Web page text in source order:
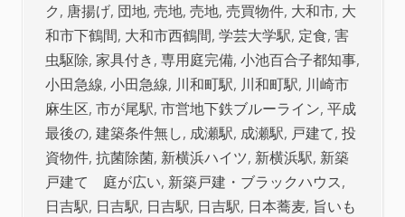
ク, 唐揚げ, 団地, 売地, 売地, 売買物件, 大和市, 大
和市下鶴間, 大和市西鶴間, 学芸大学駅, 定食, 害
虫駆除, 家具付き, 専用庭完備, 小池百合子都知事,
小田急線, 小田急線, 川和町駅, 川和町駅, 川崎市
麻生区, 市が尾駅, 市営地下鉄ブルーライン, 平成
最後の, 建築条件無し, 成瀬駅, 成瀬駅, 戸建て, 投
資物件, 抗菌除菌, 新横浜ハイツ, 新横浜駅, 新築
戸建て 庭が広い, 新築戸建・ブラックハウス,
日吉駅, 日吉駅, 日吉駅, 日吉駅, 日本蕎麦, 旨いも